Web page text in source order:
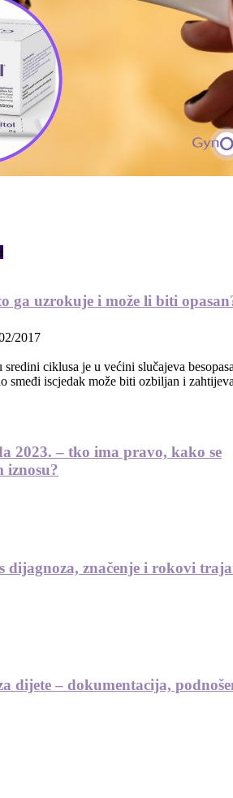
ga uzrokuje i može li biti
2017
ciklusa je u većini slučajeva
smeđi iscjedak može biti ozbiljan i
2023. – tko ima pravo, kako se
iznosu?
dijagnoza, značenje i rokovi
dijete – dokumentacija,